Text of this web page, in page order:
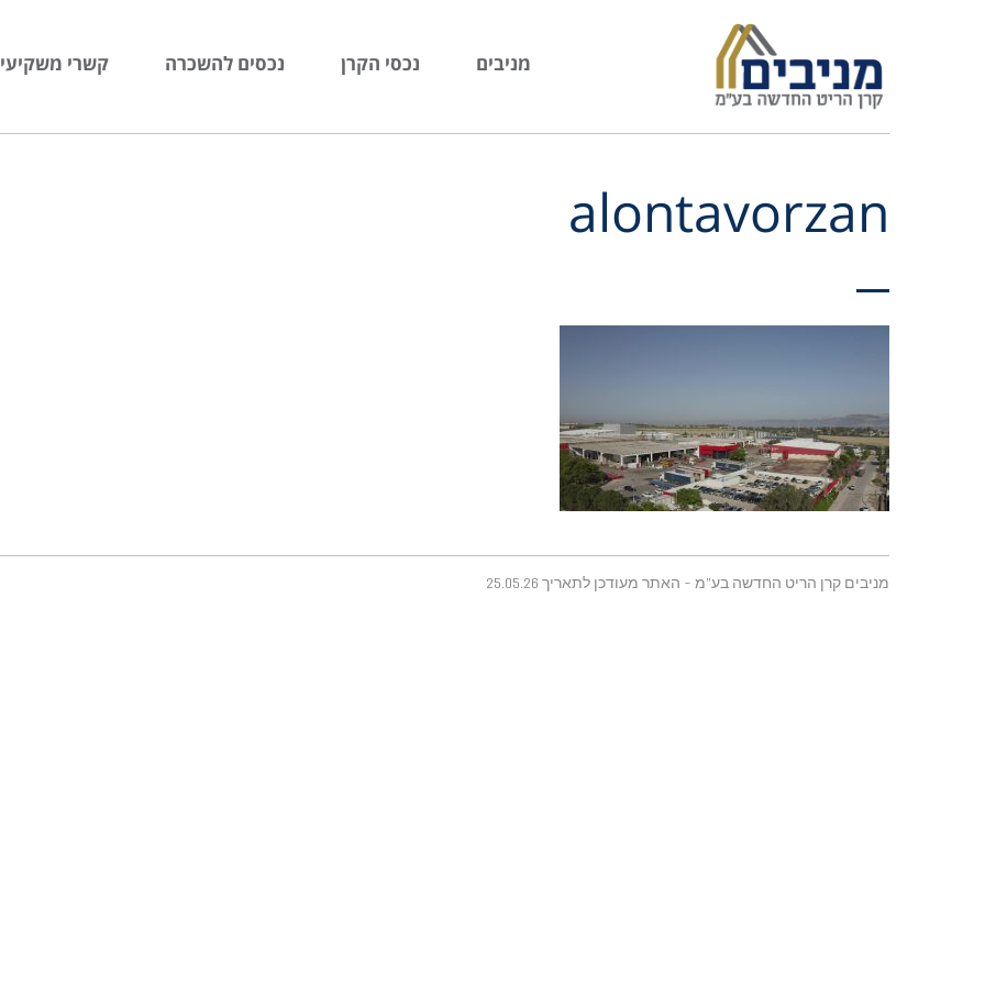
מניבים נכסי הקרן נכסים להשכרה קשרי
alontavorzan
מניבים קרן הריט החדשה בע"מ - האתר מעודכן לתאריך 25.05.26